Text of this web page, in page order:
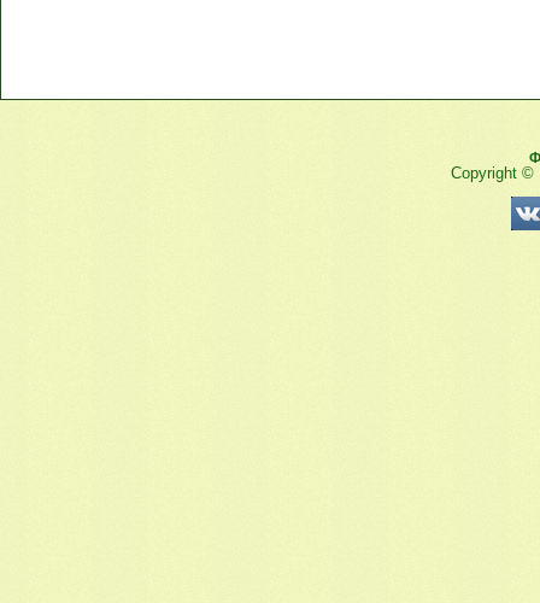
Copyright ©